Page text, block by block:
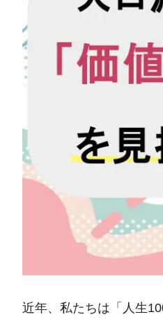
近年、私たちは「人生